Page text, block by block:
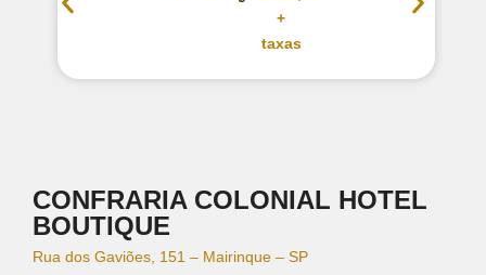
+
taxas
CONFRARIA COLONIAL HOTEL
BOUTIQUE
Rua dos Gaviões, 151 – Mairinque – SP